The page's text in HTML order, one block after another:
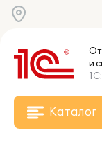
и
Каталог